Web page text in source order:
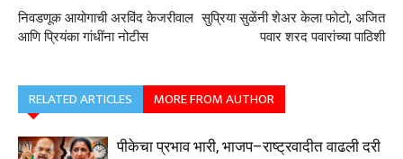
निवडणूक आयोगाची अरविंद केजरीवाल
आणि प्रियंका गांधींना नोटीस
सुप्रिया सुळेंनी शेअर केला फोटो, अजित
पवार शरद पवारांच्या पाठिशी
RELATED ARTICLES MORE FROM AUTHOR
पीकेचा प्रभाव भारी, भाजप–राष्ट्रवादीत वाढली दरी